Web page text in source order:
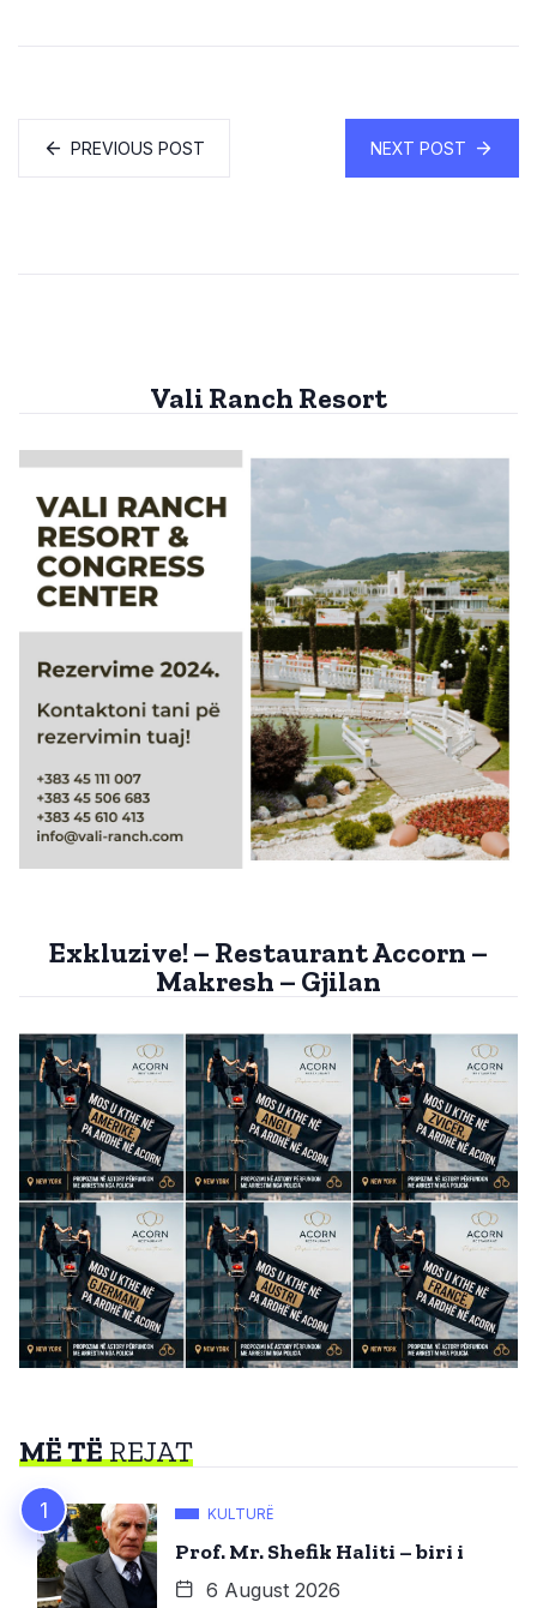
PREVIOUS POST NEXT POST
Vali Ranch Resort
Exkluzive! – Restaurant Accorn –
Makresh – Gjilan
MË TËREJAT
KULTURË
Prof. Mr. Shefik Haliti – biri i
6 August 2026